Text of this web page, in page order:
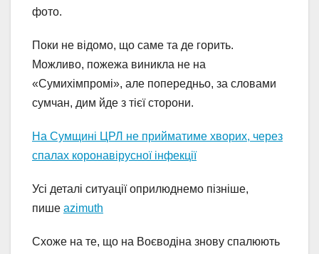
фото.
Поки не відомо, що саме та де горить.
Можливо, пожежа виникла не на
«Сумихімпромі», але попередньо, за словами
сумчан, дим йде з тієї сторони.
На Сумщині ЦРЛ не прийматиме хворих, через
спалах коронавірусної інфекції
Усі деталі ситуації оприлюднемо пізніше,
пише azimuth
Схоже на те, що на Воєводіна знову спалюють